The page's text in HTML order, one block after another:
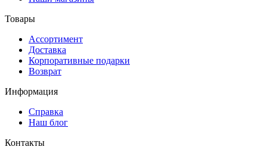
Товары
Ассортимент
Доставка
Корпоративные подарки
Возврат
Информация
Справка
Наш блог
Контакты